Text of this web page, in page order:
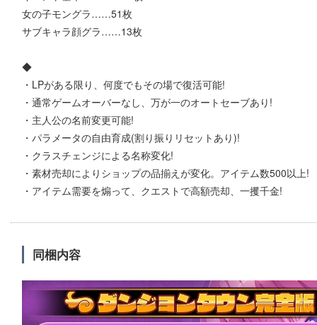
女の子モングラ……51枚
サブキャラ顔グラ……13枚
◆
・LPがある限り、何度でもその場で復活可能!
・通常ゲームオーバーなし、万が一のオートセーブあり!
・主人公の名前変更可能!
・パラメータの自由育成(割り振りリセットあり)!
・クラスチェンジによる名称変化!
・素材売却によりショップの品揃えが変化。アイテム数500以上!
・アイテム需要を煽って、クエストで高額売却、一攫千金!
同梱内容